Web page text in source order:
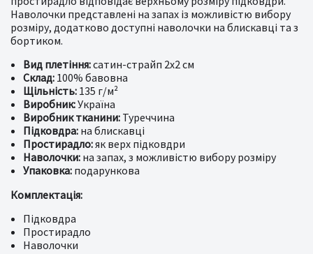
Наволочки представлені на запах із можливістю вибору
розміру, додатково доступні наволочки на блискавці та з
бортиком.
Вид плетіння:сатин-страйп 2x2 см
Склад: 100% бавовна
Щільність: 135 г/м²
Виробник:Україна
Виробник тканини: Туреччина
Підковдра: на блискавці
Простирадло:як верх підковдри
Наволочки: на запах, з можливістю вибору розміру
Упаковка: подарункова
Комплектація:
Підковдра
Простирадло
Наволочки